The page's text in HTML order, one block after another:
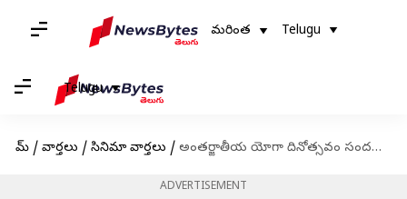
మరింత Telugu
Telugu
హోమ్ / వార్తలు / సినిమా వార్తలు / అంతర్జాతీయ యోగా దినోత్సవం సందర్భంగా జీ తెలుగులో యోగా విశిష్టతలు తెలియజేసే ప్రత్యేక ఎపిసోడ్​ ఆరోగ్యమే మహాయోగం
ADVERTISEMENT